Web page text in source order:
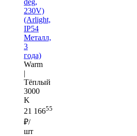
deg,
230V)
(Arlight,
IP54
Металл,
3
года)
Warm
Тёплый
3000
K
21 16655
₽/
шт